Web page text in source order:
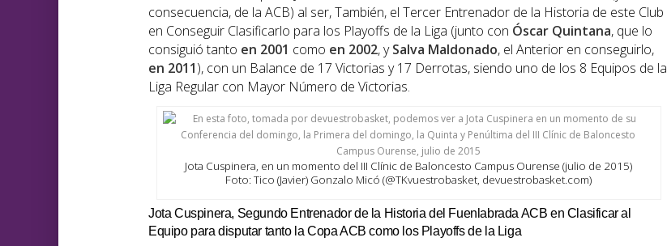
consecuencia, de la ACB) al ser, También, el Tercer Entrenador de la Historia de este Club
en Conseguir Clasificarlo para los Playoffs de la Liga (junto con Óscar Quintana, que lo
consiguió tanto en 2001 como en 2002, ySalva Maldonado, el Anterior en conseguirlo,
en 2011), con un Balance de 17 Victorias y 17 Derrotas, siendo uno de los 8 Equipos de la
Liga Regular con Mayor Número de Victorias.
Jota Cuspinera, en un momento del III Clínic de Baloncesto Campus Ourense (julio de 2015)
Foto: Tico (Javier) Gonzalo Micó (@TKvuestrobasket, devuestrobasket.com)
Jota Cuspinera, Segundo Entrenador de la Historia del Fuenlabrada ACB en Clasificar al
Equipo para disputar tanto la Copa ACB como los Playoffs de la Liga